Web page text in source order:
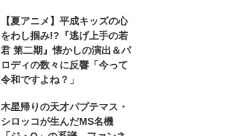
【夏アニメ】平成キッズの心
をわし掴み!?『逃げ上手の若
君 第二期』懐かしの演出＆パ
ロディの数々に反響「今って
令和ですよね？」
木星帰りの天才パプテマス・
シロッコが生んだMS名機